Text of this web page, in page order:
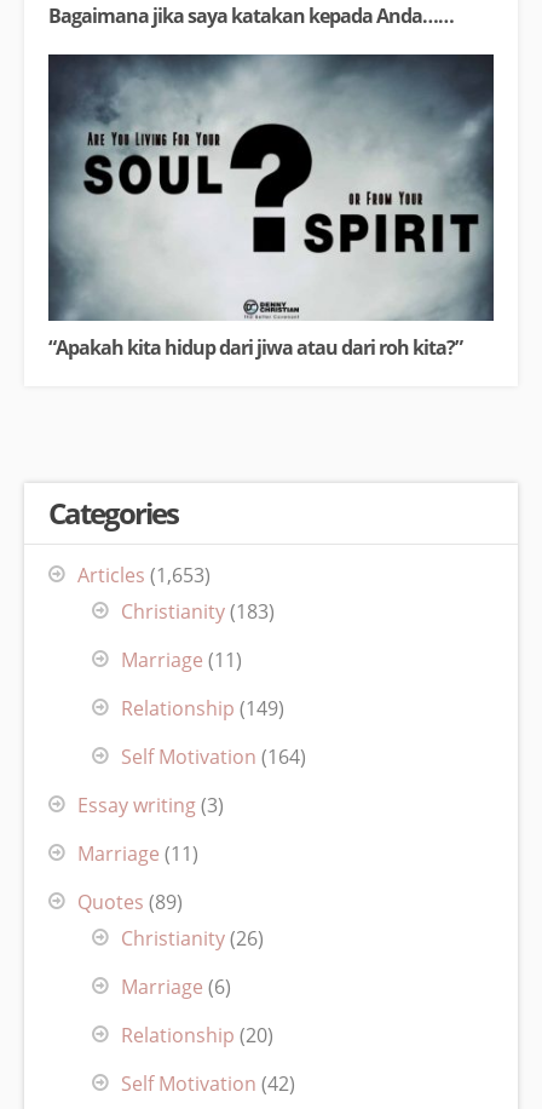
Bagaimana jika saya katakan kepada Anda……
“Apakah kita hidup dari jiwa atau dari roh kita?”
Categories
Articles (1,653)
Christianity(183)
Marriage (11)
Relationship (149)
Self Motivation (164)
Essay writing(3)
Marriage (11)
Quotes (89)
Christianity(26)
Marriage (6)
Relationship (20)
Self Motivation (42)